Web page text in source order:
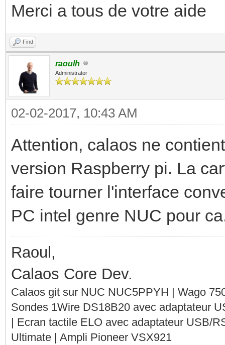
Merci a tous de votre aide
Find
raoulh
Administrator
02-02-2017, 10:43 AM
Attention, calaos ne
version Raspberry pi. La
faire tourner l'interface
PC intel genre NUC pour
Raoul,
Calaos Core Dev.
Calaos git sur NUC NUC5PPYH | Wago
Sondes 1Wire DS18B20 avec adaptateur
| Ecran tactile ELO avec adaptateur USB/
Ultimate | Ampli Pioneer VSX921